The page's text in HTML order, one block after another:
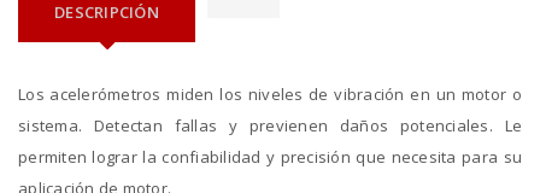
DESCRIPCIÓN
Los acelerómetros miden los niveles de vibración en un motor o
sistema. Detectan fallas y previenen daños potenciales. Le
permiten lograr la confiabilidad y precisión que necesita para su
aplicación de motor.